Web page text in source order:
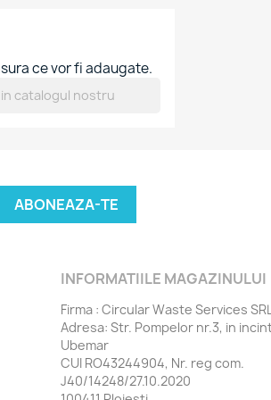
ce vor fi adaugate.
INFORMATIILE MAGAZINULUI
Firma : Circular Waste Services
Adresa: Str. Pompelor nr.3, in
Ubemar
CUI RO43244904, Nr. reg com.
J40/14248/27.10.2020